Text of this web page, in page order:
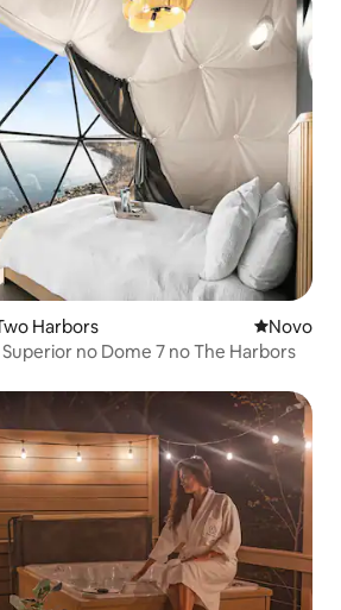
Harbors Novo
Novo
no Dome 7 no The Harbors